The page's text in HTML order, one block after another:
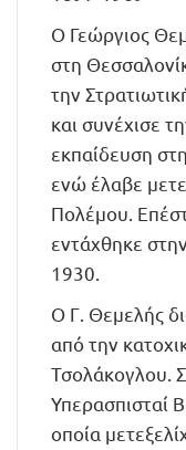
Ο Γεώργιος
στη
την
και συνέχισε
εκπαίδευση
ενώ έλαβε
Πολέμου.
εντάχθηκε
1930.
Ο Γ. Θεμελής
από την
Τσολάκογλου.
Υπερασπισταί
οποία